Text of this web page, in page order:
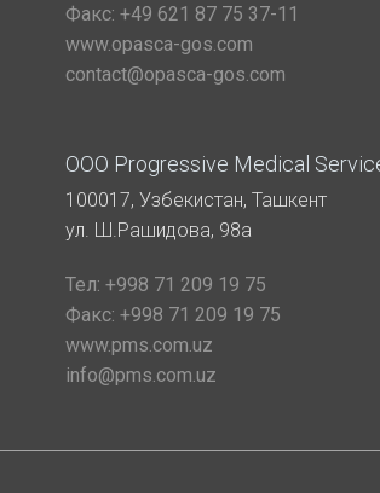
Факс: +49 621 87 75 37-11
www.opasca-gos.com
contact@opasca-gos.com
ООО Progressive Medical
100017, Узбекистан, Ташкент
ул. Ш.Рашидова, 98а
Тел: +998 71 209 19 75
Факс: +998 71 209 19 75
www.pms.com.uz
info@pms.com.uz